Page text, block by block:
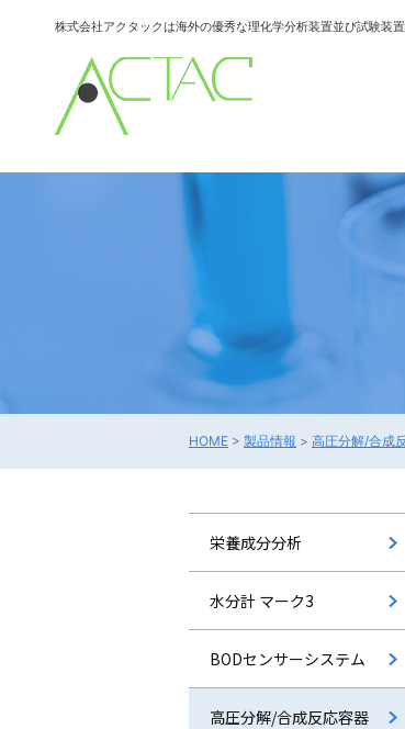
株式会社アクタックは海外の優秀な理化学分析装置並び試験装
HOME > 製品情報 > ⾼圧分解/合成
栄養成分分析
水分計 マーク3
BODセンサーシステム
⾼圧分解/合成反応容器